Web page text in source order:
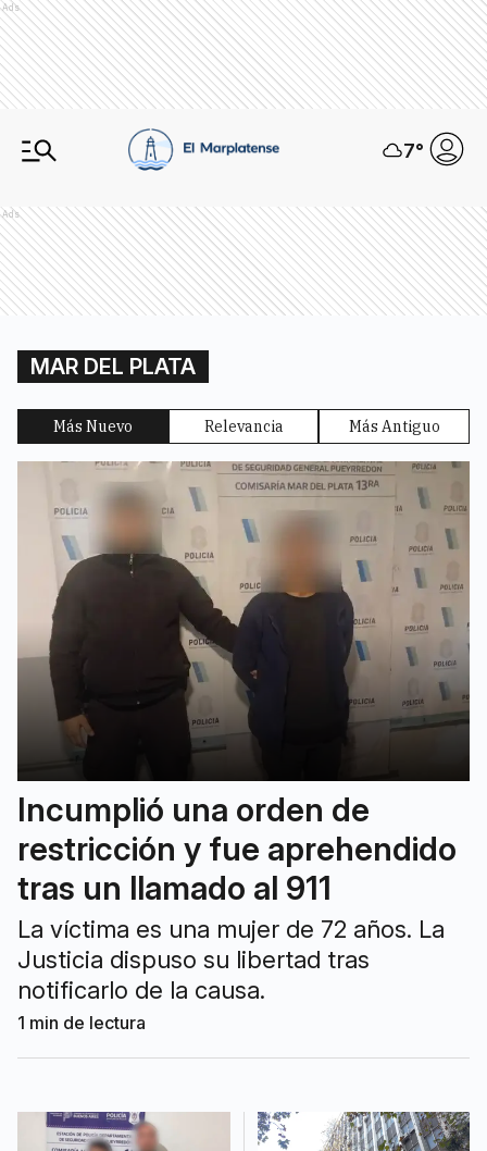
Ads
7°
Ads
MAR DEL PLATA
Más Nuevo Relevancia Más Antiguo
Incumplió una orden de
restricción y fue aprehendido
tras un llamado al 911
La víctima es una mujer de 72 años. La
Justicia dispuso su libertad tras
notificarlo de la causa.
1 min de lectura